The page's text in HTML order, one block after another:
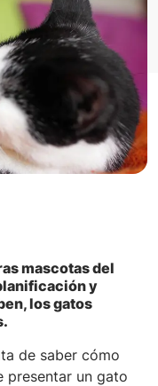
mascotas del
y
los gatos
de saber cómo
presentar un gato